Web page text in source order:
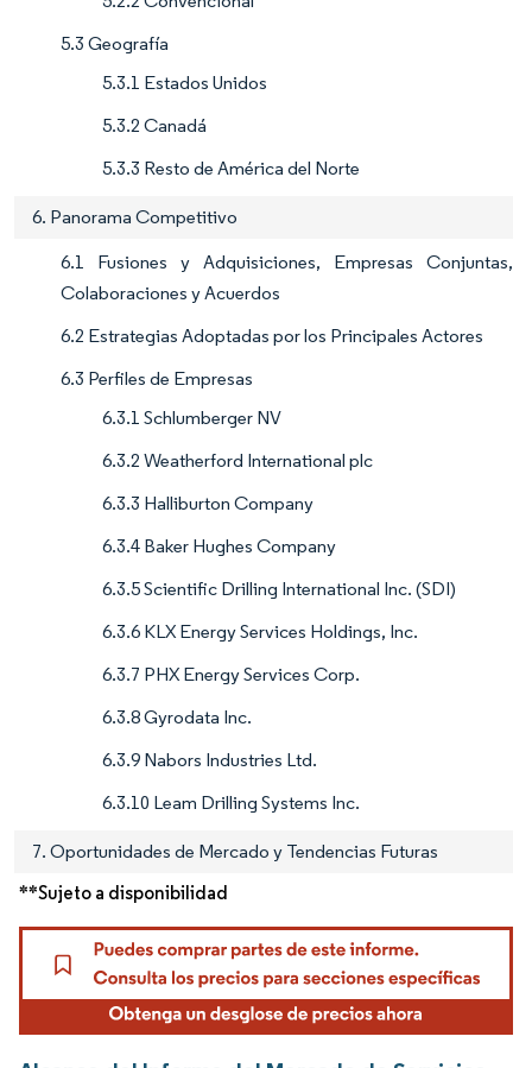
5.3 Geografía
5.3.1 Estados Unidos
5.3.2 Canadá
5.3.3 Resto de América del Norte
6. Panorama Competitivo
6.1 Fusiones y Adquisiciones, Empresas Conjuntas,
Colaboraciones y Acuerdos
6.2 Estrategias Adoptadas por los Principales Actores
6.3 Perfiles de Empresas
6.3.1 Schlumberger NV
6.3.2 Weatherford International plc
6.3.3 Halliburton Company
6.3.4 Baker Hughes Company
6.3.5 Scientific Drilling International Inc. (SDI)
6.3.6 KLX Energy Services Holdings, Inc.
6.3.7 PHX Energy Services Corp.
6.3.8 Gyrodata Inc.
6.3.9 Nabors Industries Ltd.
6.3.10 Leam Drilling Systems Inc.
7. Oportunidades de Mercado y Tendencias Futuras
**Sujeto a disponibilidad